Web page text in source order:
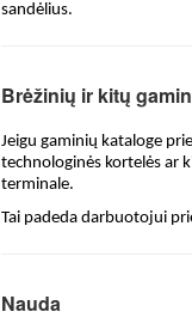
sandėlius.
Brėžinių ir kitų
Jeigu gaminių kataloge
technologinės kortelės ar
terminale.
Tai padeda darbuotojui
Nauda